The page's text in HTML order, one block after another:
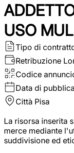
USO
Tipo di
Retribuzione
Codice
Data di
Città Pisa
La risorsa inserita
merce mediante
suddivisione ed